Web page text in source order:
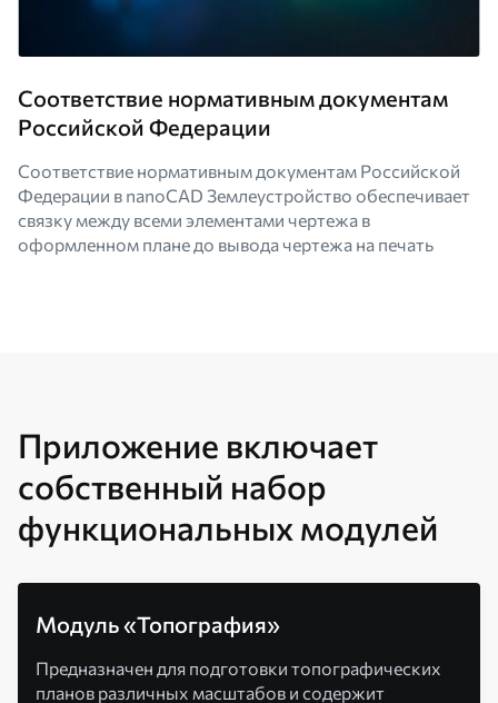
Соответствие нормативным документам
Российской Федерации
Соответствие нормативным документам Российской
Федерации в nanoCAD Землеустройство обеспечивает
связку между всеми элементами чертежа в
оформленном плане до вывода чертежа на печать
Приложение включает
собственный набор
функциональных модулей
Модуль «Топография»
Предназначен для подготовки топографических
планов различных масштабов и содержит